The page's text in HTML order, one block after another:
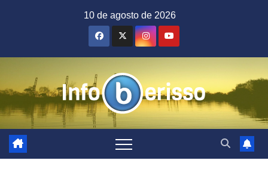
10 de agosto de 2026